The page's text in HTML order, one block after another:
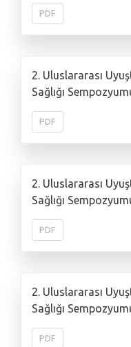
PDF
2. Uluslararası
Sağlığı
PDF
2. Uluslararası
Sağlığı
PDF
2. Uluslararası
Sağlığı
PDF